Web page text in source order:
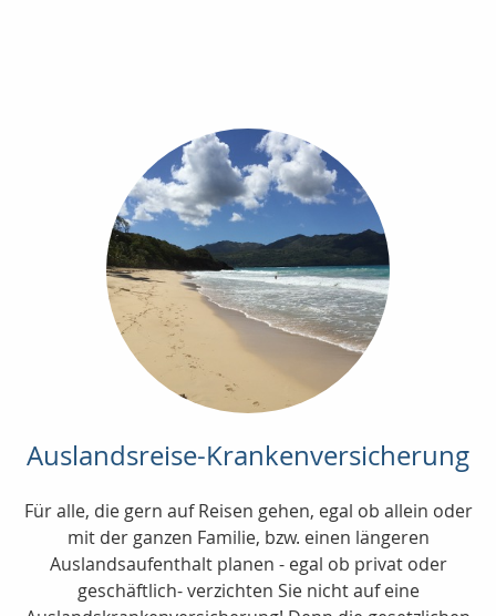
Auslandsreise-Krankenversicherung
Für alle, die gern auf Reisen gehen, egal ob allein oder
mit der ganzen Familie, bzw. einen längeren
Auslandsaufenthalt planen - egal ob privat oder
geschäftlich- verzichten Sie nicht auf eine